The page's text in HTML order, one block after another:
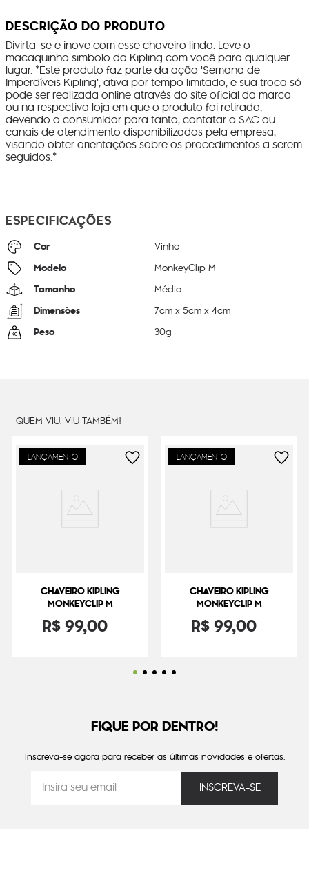
DESCRIÇÃO DO PRODUTO
Divirta-se e inove com esse chaveiro lindo. Leve o
macaquinho simbolo da Kipling com você para qualquer
lugar. *Este produto faz parte da ação 'Semana de
Imperdíveis Kipling', ativa por tempo limitado, e sua troca só
pode ser realizada online através do site oficial da marca
ou na respectiva loja em que o produto foi retirado,
devendo o consumidor para tanto, contatar o SAC ou
canais de atendimento disponibilizados pela empresa,
visando obter orientações sobre os procedimentos a serem
seguidos.*
ESPECIFICAÇÕES
Cor Vinho
Modelo MonkeyClip M
Tamanho Média
Dimensões 7cm x5cm x4cm
Peso 30g
QUEM VIU, VIU TAMBÉM!
LANÇAMENTO
CHAVEIRO KIPLING
MONKEYCLIP M
R$99,00
LANÇAMENTO
CHAVEIRO KIPLING
MONKEYCLIP M
R$99,00
FIQUE POR DENTRO!
Inscreva-se agora para receber as últimas novidades e ofertas.